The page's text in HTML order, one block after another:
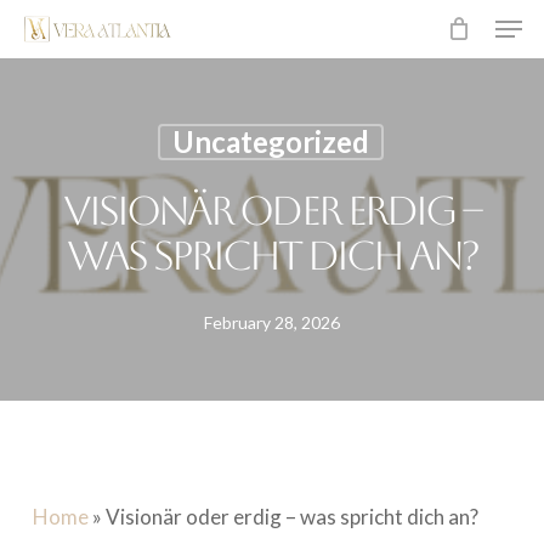
Skip
to
Uncategorized
Visionär oder erdig –
was spricht dich an?
February 28, 2026
Home»Visionär oder erdig – was spricht dich an?